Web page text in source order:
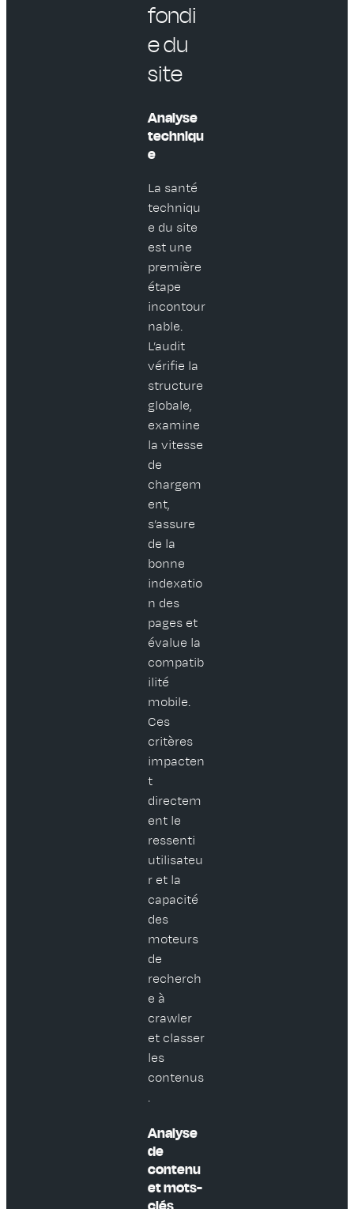
fondi
e du
site
Analyse
techniqu
e
La santé
techniqu
e du site
est une
première
étape
incontour
nable.
L’audit
vérifie la
structure
globale,
examine
la vitesse
de
chargem
ent,
s’assure
de la
bonne
indexatio
n des
pages et
évalue la
compatib
ilité
mobile.
Ces
critères
impacten
t
directem
ent le
ressenti
utilisateu
r et la
capacité
des
moteurs
de
recherch
e à
crawler
et classer
les
contenus
Analyse
de
contenu
et mots-
clés